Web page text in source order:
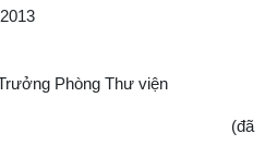
Văn học
Thư viện